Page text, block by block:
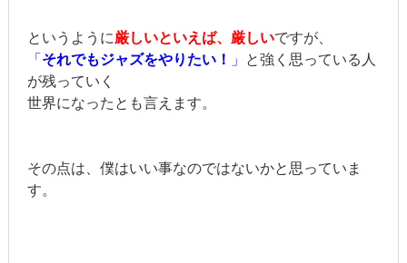
というように厳しいといえば、厳しいですが、
「 それでもジャズをやりたい！ 」
と強く思っている人
が残っていく
世界になったとも言えます。
その点は、僕はいい事なのではないかと思っていま
す。